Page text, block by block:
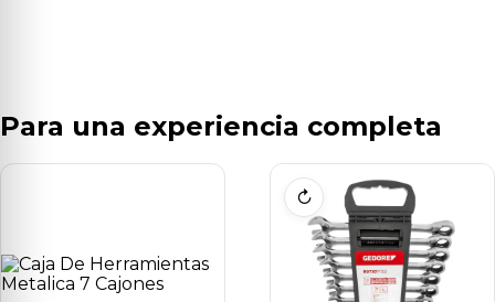
Para una experiencia completa
↻